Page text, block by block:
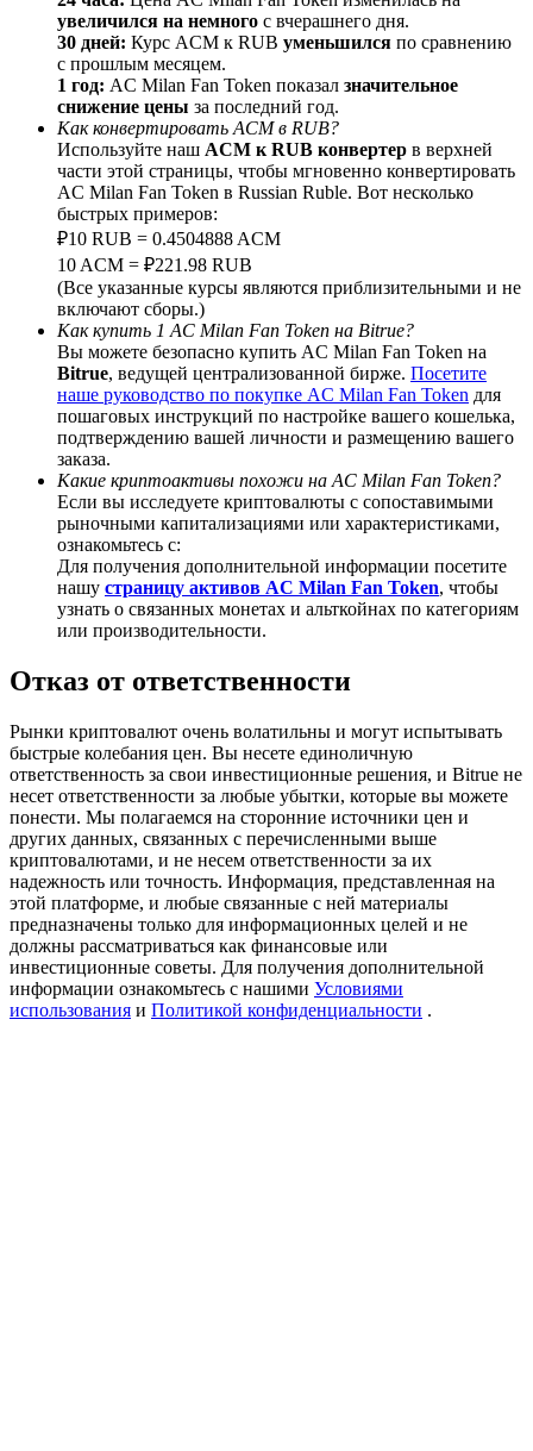
Deposit CASHCAT & Win
Share 500000 CASHCAT prize pool
Exclusive for BitMart Users
Register & Trade to Win 500,000 USDT
Precious Metals Trading Carnival
Trade Gold & Silver · 33,333 USDT Bonus
USDT New User Exclusive 10% APR
USDT Flexible Staking | Daily Rewards
New Listing Futures Fest
Trade New Futures, Win 200,000 USDT
Crypto World Cup 2026: Grand Finale
77,777+3k Rewards
увеличился на немного с вчерашнего дня.
30 дней: Курс ACM к RUB уменьшился по сравнению
с прошлым месяцем.
1 год: AC Milan Fan Token показал значительное
снижение цены за последний год.
Как конвертировать ACM в RUB?
Используйте наш ACM к RUB конвертер в верхней
части этой страницы, чтобы мгновенно конвертировать
AC Milan Fan Token в Russian Ruble. Вот несколько
быстрых примеров:
₽10 RUB = 0.4504888 ACM
10 ACM = ₽221.98 RUB
(Все указанные курсы являются приблизительными и не
включают сборы.)
Как купить 1 AC Milan Fan Token на Bitrue?
Вы можете безопасно купить AC Milan Fan Token на
Bitrue, ведущей централизованной бирже. Посетите
наше руководство по покупке AC Milan Fan Token для
пошаговых инструкций по настройке вашего кошелька,
подтверждению вашей личности и размещению вашего
заказа.
Какие криптоактивы похожи на AC Milan Fan Token?
Если вы исследуете криптовалюты с сопоставимыми
рыночными капитализациями или характеристиками,
ознакомьтесь с:
Для получения дополнительной информации посетите
нашу страницу активов AC Milan Fan Token, чтобы
узнать о связанных монетах и альткойнах по категориям
или производительности.
Отказ от ответственности
Рынки криптовалют очень волатильны и могут испытывать
быстрые колебания цен. Вы несете единоличную
ответственность за свои инвестиционные решения, и Bitrue не
несет ответственности за любые убытки, которые вы можете
понести. Мы полагаемся на сторонние источники цен и
других данных, связанных с перечисленными выше
криптовалютами, и не несем ответственности за их
надежность или точность. Информация, представленная на
этой платформе, и любые связанные с ней материалы
предназначены только для информационных целей и не
должны рассматриваться как финансовые или
инвестиционные советы. Для получения дополнительной
информации ознакомьтесь с нашими Условиями
использования и Политикой конфиденциальности .